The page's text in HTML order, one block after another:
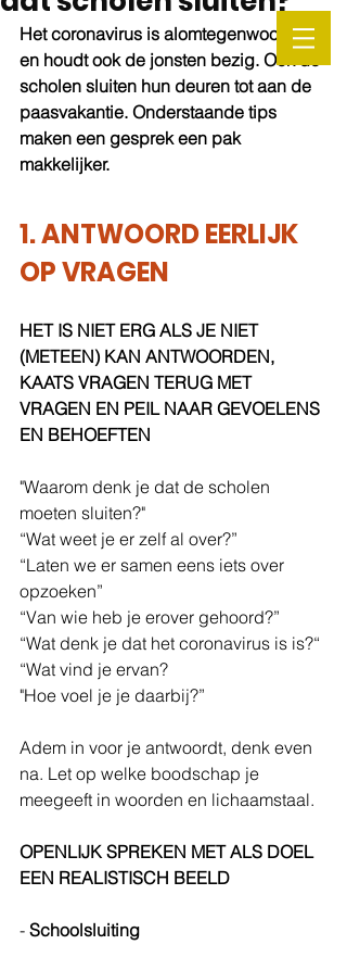
Het coronavirus is alomtegenwoordig
en houdt ook de jonsten bezig. Ook de
scholen sluiten hun deuren tot aan de
paasvakantie. Onderstaande tips
maken een gesprek een pak
makkelijker.
1. ANTWOORD EERLIJK
OP VRAGEN
HET IS NIET ERG ALS JE NIET
(METEEN) KAN ANTWOORDEN,
KAATS VRAGEN TERUG MET
VRAGEN EN PEIL NAAR GEVOELENS
EN BEHOEFTEN
"Waarom denk je dat de scholen
moeten sluiten?"
“Wat weet je er zelf al over?”
“Laten we er samen eens iets over
opzoeken”
“Van wie heb je erover gehoord?”
“Wat denk je dat het coronavirus is is?“
“Wat vind je ervan?
"Hoe voel je je daarbij?”
Adem in voor je antwoordt, denk even
na. Let op welke boodschap je
meegeeft in woorden en lichaamstaal.
OPENLIJK SPREKEN MET ALS DOEL
EEN REALISTISCH BEELD
- Schoolsluiting